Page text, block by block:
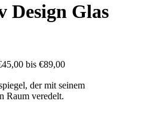
Design Glas
bis €89,00
der mit seinem
Raum veredelt.